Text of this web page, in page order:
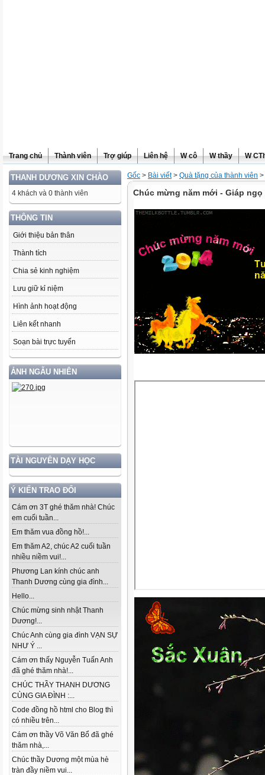
Trang chủ Thành viên Trợ giúp Liên hệ W cô W thầy W
THANH DƯƠNG XIN CHÀO
4 khách và 0 thành viên
THÔNG TIN
Giới thiệu bản thân
Thành tích
Chia sẻ kinh nghiệm
Lưu giữ kỉ niệm
Hình ảnh hoạt động
Liên kết nhanh
Soạn bài trực tuyến
ẢNH NGẪU NHIÊN
TÀI NGUYÊN DẠY HỌC
Ý KIẾN TRAO ĐỔI
Cám ơn 3T ghé thăm nhà! Chúc
em cuối tuần...
Em thăm vua đồng hồ!...
Em thăm A2, chúc A2 cuối tuần
nhiều niềm vui!...
Phương Lan kính chúc anh
Thanh Dương cùng gia đình...
Hello...
Chúc mừng sinh nhật Thanh
Dương!...
Chúc Anh cùng gia đình VẠN SỰ
NHƯ Ý ...
Cám ơn thấy Nguyễn Tuấn Anh
đã ghé thăm nhà!...
CHÚC THẦY THANH DƯƠNG
CÙNG GIA ĐÌNH :...
Code đồng hồ html cho Blog thì
có nhiều trên...
Cám ơn thầy Võ Văn Bổ đã ghé
thăm nhà,...
Chúc thầy Dương một mùa hè
tràn đầy niềm vui...
Gốc > Bài viết> Quà tặng của thành viên >
Chúc mừng năm mới - Giáp ngọ